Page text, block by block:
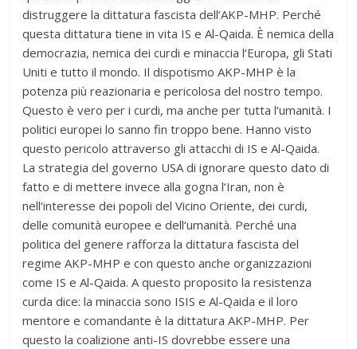
distruggere la dittatura fascista dell‘AKP-MHP. Perché
questa dittatura tiene in vita IS e Al-Qaida. È nemica della
democrazia, nemica dei curdi e minaccia l‘Europa, gli Stati
Uniti e tutto il mondo. Il dispotismo AKP-MHP è la
potenza più reazionaria e pericolosa del nostro tempo.
Questo è vero per i curdi, ma anche per tutta l‘umanità. I
politici europei lo sanno fin troppo bene. Hanno visto
questo pericolo attraverso gli attacchi di IS e Al-Qaida.
La strategia del governo USA di ignorare questo dato di
fatto e di mettere invece alla gogna l‘Iran, non è
nell‘interesse dei popoli del Vicino Oriente, dei curdi,
delle comunità europee e dell‘umanità. Perché una
politica del genere rafforza la dittatura fascista del
regime AKP-MHP e con questo anche organizzazioni
come IS e Al-Qaida. A questo proposito la resistenza
curda dice: la minaccia sono ISIS e Al-Qaida e il loro
mentore e comandante è la dittatura AKP-MHP. Per
questo la coalizione anti-IS dovrebbe essere una